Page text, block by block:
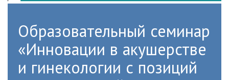
Образовательный семинар
«Инновации в акушерстве
и гинекологии с позиций